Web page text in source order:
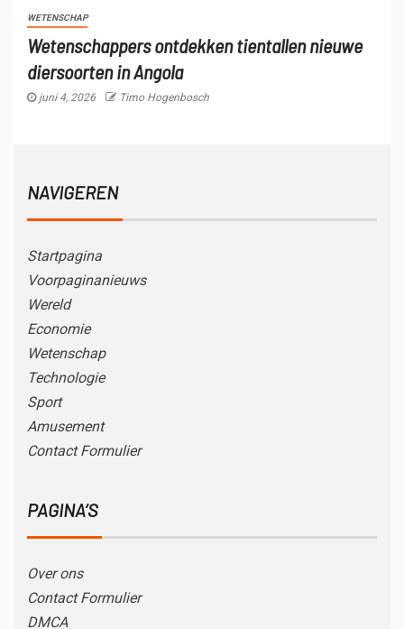
WETENSCHAP
Wetenschappers ontdekken tientallen nieuwe
diersoorten in Angola
juni 4, 2026 Timo Hogenbosch
NAVIGEREN
Startpagina
Voorpaginanieuws
Wereld
Economie
Wetenschap
Technologie
Sport
Amusement
Contact Formulier
PAGINA’S
Over ons
Contact Formulier
DMCA